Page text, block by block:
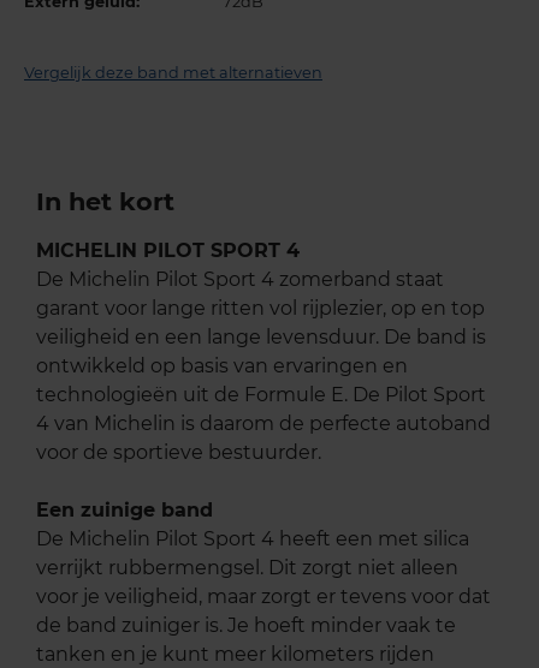
Vergelijk deze band met alternatieven
In het kort
MICHELIN PILOT SPORT 4
De Michelin Pilot Sport 4 zomerband staat
garant voor lange ritten vol rijplezier, op en top
veiligheid en een lange levensduur. De band is
ontwikkeld op basis van ervaringen en
technologieën uit de Formule E. De Pilot Sport
4 van Michelin is daarom de perfecte autoband
voor de sportieve bestuurder.
Een zuinige band
De Michelin Pilot Sport 4 heeft een met silica
verrijkt rubbermengsel. Dit zorgt niet alleen
voor je veiligheid, maar zorgt er tevens voor dat
de band zuiniger is. Je hoeft minder vaak te
tanken en je kunt meer kilometers rijden